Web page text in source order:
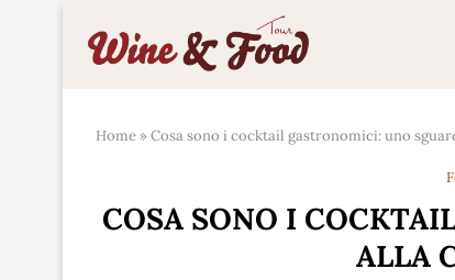
Home »Cosa sono i cocktail gastronomici: uno
COSA SONO I
ALLA